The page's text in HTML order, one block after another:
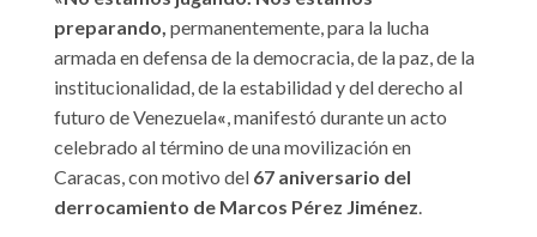
preparando, permanentemente, para la lucha
armada en defensa de la democracia, de la paz, de la
institucionalidad, de la estabilidad y del derecho al
futuro de Venezuela«, manifestó durante un acto
celebrado al término de una movilización en
Caracas, con motivo del 67 aniversario del
derrocamiento de Marcos Pérez Jiménez.